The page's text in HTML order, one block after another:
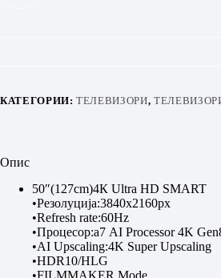
КАТЕГОРИИ:ТЕЛЕВИЗОРИ,
Опис
50″(127cm)4К Ultra HD SMART
•Резолуција:3840x2160px
•Refresh rate:60Hz
•Процесор:а7 АI Processor 4K
•AI Upscaling:4K Super Upscaling
•HDR10/HLG
•FILMMAKER Mode